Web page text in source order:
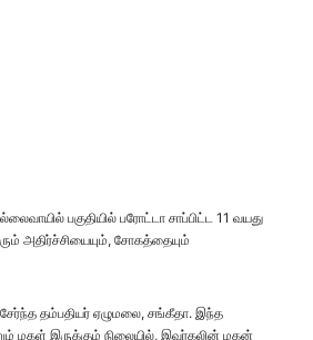
பகுதியில் பரோட்டா சாப்பிட்ட 11 வயது
அதிர்ச்சியையும், சோகத்தையும்
சேர்ந்த தம்பதியர் ஏழுமலை, சங்கீதா. இந்த
மகள் இருக்கும் நிலையில், இவர்கலின் மகன்